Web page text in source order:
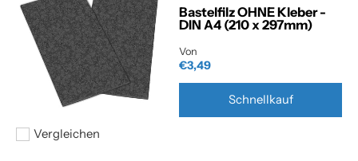
Hinzufügen zum vergleichen
Vergleichen
Bastelfilz OHNE Kleber -
DIN A4 (210 x 297mm)
Von
€3,49
Schnellkauf